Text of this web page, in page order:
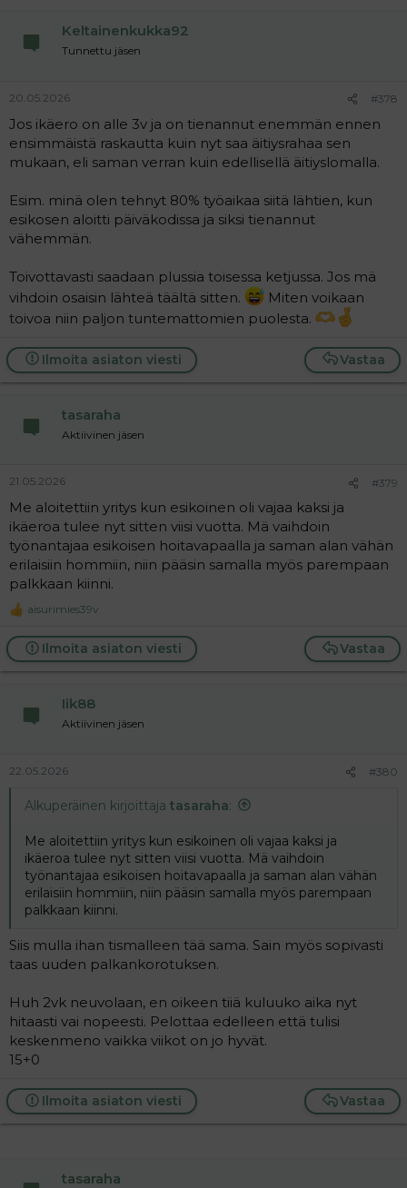
Keltainenkukka92
Tunnettu jäsen
20.05.2026 #378
Jos ikäero on alle 3v ja on tienannut enemmän ennen
ensimmäistä raskautta kuin nyt saa äitiysrahaa sen
mukaan, eli saman verran kuin edellisellä äitiyslomalla.
Esim. minä olen tehnyt 80% työaikaa siitä lähtien, kun
esikosen aloitti päiväkodissa ja siksi tienannut
vähemmän.
Toivottavasti saadaan plussia toisessa ketjussa. Jos mä
vihdoin osaisin lähteä täältä sitten.
Miten voikaan
toivoa niin paljon tuntemattomien puolesta.
Vastaa
Ilmoita asiaton viesti
tasaraha
Aktiivinen jäsen
21.05.2026 #379
Me aloitettiin yritys kun esikoinen oli vajaa kaksi ja
ikäeroa tulee nyt sitten viisi vuotta. Mä vaihdoin
työnantajaa esikoisen hoitavapaalla ja saman alan vähän
erilaisiin hommiin, niin pääsin samalla myös parempaan
palkkaan kiinni.
R
a
c
t
aisurimies39v
Vastaa
Ilmoita asiaton viesti
Iik88
Aktiivinen jäsen
22.05.2026 #380
Alkuperäinen kirjoittaja tasaraha:
Me aloitettiin yritys kun esikoinen oli vajaa kaksi ja
ikäeroa tulee nyt sitten viisi vuotta. Mä vaihdoin
työnantajaa esikoisen hoitavapaalla ja saman alan vähän
erilaisiin hommiin, niin pääsin samalla myös parempaan
palkkaan kiinni.
Siis mulla ihan tismalleen tää sama. Sain myös sopivasti
taas uuden palkankorotuksen.
Huh 2vk neuvolaan, en oikeen tiiä kuluuko aika nyt
hitaasti vai nopeesti. Pelottaa edelleen että tulisi
keskenmeno vaikka viikot on jo hyvät.
15+0
Vastaa
Ilmoita asiaton viesti
tasaraha